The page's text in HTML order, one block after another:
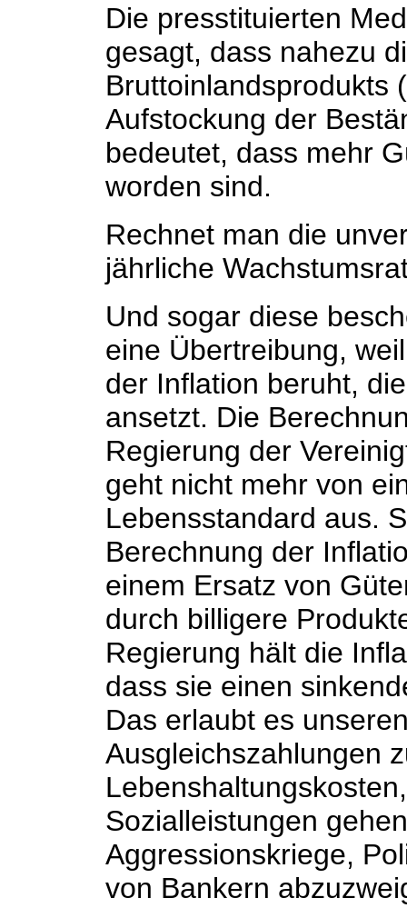
Die presstituierten
gesagt, dass nahezu
Bruttoinlandsprodukts
Aufstockung der
bedeutet, dass mehr
worden sind.
Rechnet man die
jährliche
Und sogar diese
eine Übertreibung,
der Inflation beruht,
ansetzt. Die
Regierung der
geht nicht mehr von
Lebensstandard aus.
Berechnung der
einem Ersatz von
durch billigere
Regierung hält die
dass sie einen
Das erlaubt es
Ausgleichszahlungen
Sozialleistungen
Aggressionskriege,
von Bankern